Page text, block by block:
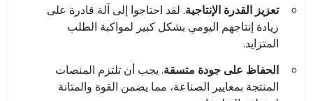
تعزيز القدرة الإنتاجية. لقد احتاجوا إلى آلة قادرة على
زيادة إنتاجهم اليومي بشكل كبير لمواكبة الطلب
المتزايد.
الحفاظ على جودة متسقة. يجب أن تلتزم المنصات
المنتجة بمعايير الصناعة، مما يضمن القوة والمتانة